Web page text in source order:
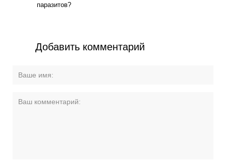
паразитов?
Добавить комментарий